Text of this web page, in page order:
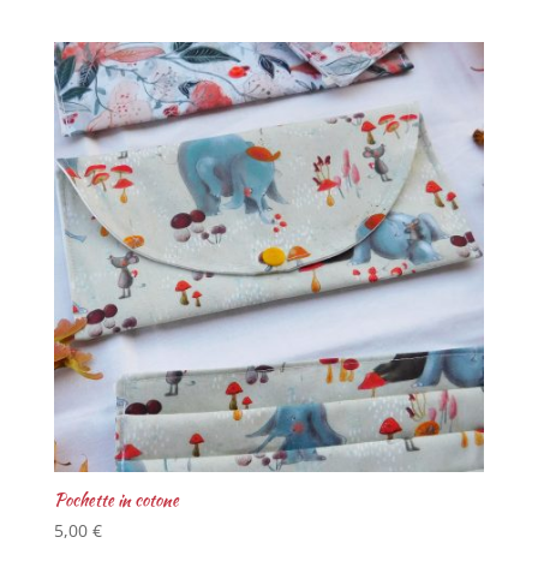
Pochette in cotone
5,00 €